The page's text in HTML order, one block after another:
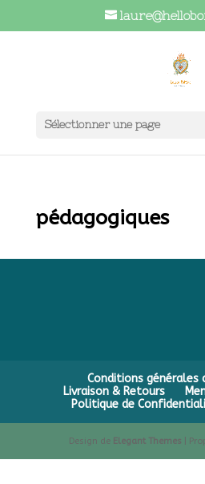
Sélectionner une page
pédagogiques
Conditions générales
Livraison & Retours
Politique de
Design de Elegant Themes |